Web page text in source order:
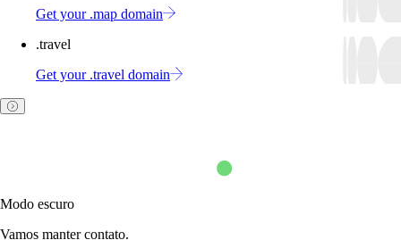
Get your .map domain
.travel
Get your .travel domain
Modo escuro
Vamos manter contato.